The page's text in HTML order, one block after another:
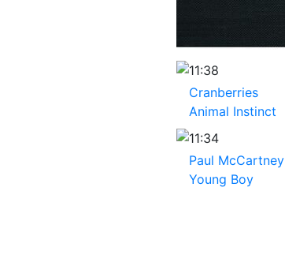
11:38
Cranberries
Animal Instinct
11:34
Paul McCartney
Young Boy